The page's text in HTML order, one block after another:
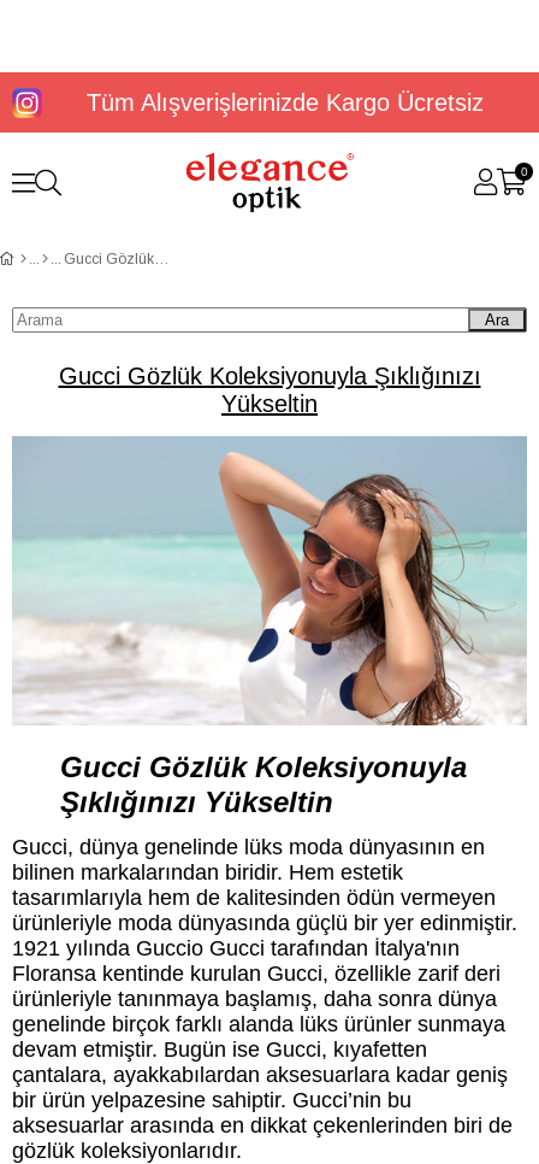
Tüm Alışverişlerinizde Kargo Ücretsiz
0
Gucci Gözlük Koleksiyonuyla Şıklığınızı Yükseltin
Ara
Gucci Gözlük Koleksiyonuyla Şıklığınızı
Yükseltin
Gucci Gözlük Koleksiyonuyla
Şıklığınızı Yükseltin
Gucci, dünya genelinde lüks moda dünyasının en
bilinen markalarından biridir. Hem estetik
tasarımlarıyla hem de kalitesinden ödün vermeyen
ürünleriyle moda dünyasında güçlü bir yer edinmiştir.
1921 yılında Guccio Gucci tarafından İtalya'nın
Floransa kentinde kurulan Gucci, özellikle zarif deri
ürünleriyle tanınmaya başlamış, daha sonra dünya
genelinde birçok farklı alanda lüks ürünler sunmaya
devam etmiştir. Bugün ise Gucci, kıyafetten
çantalara, ayakkabılardan aksesuarlara kadar geniş
bir ürün yelpazesine sahiptir. Gucci’nin bu
aksesuarlar arasında en dikkat çekenlerinden biri de
gözlük koleksiyonlarıdır.